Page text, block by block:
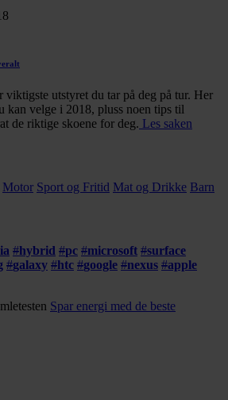
viktigste utstyret du tar på deg på tur. Her
kan velge i 2018, pluss noen tips til
de riktige skoene for deg. Les saken
Motor Sport og Fritid Mat og Drikke Barn
#hybrid #pc #microsoft #surface
#galaxy #htc #google #nexus #apple
Spar energi med de beste